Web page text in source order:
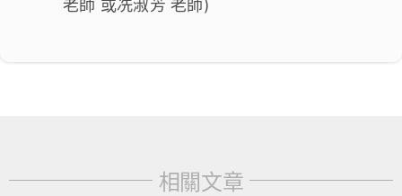
老師 或冼淑芳 老師)
相關文章